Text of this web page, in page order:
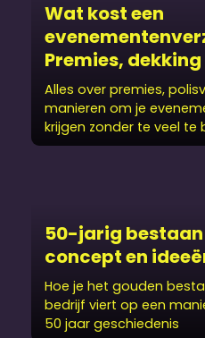
Wat kost een
Premies,
Alles over premies,
manieren om je
krijgen zonder te veel te
50-jarig
concept en
Hoe je het gouden
bedrijf viert op een
50 jaar geschiedenis